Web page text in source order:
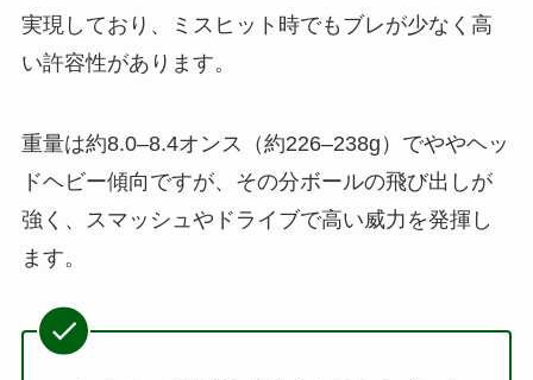
実現しており、ミスヒット時でもブレが少なく高
い許容性があります。
重量は約8.0–8.4オンス（約226–238g）でややヘッ
ドヘビー傾向ですが、その分ボールの飛び出しが
強く、スマッシュやドライブで高い威力を発揮し
ます。